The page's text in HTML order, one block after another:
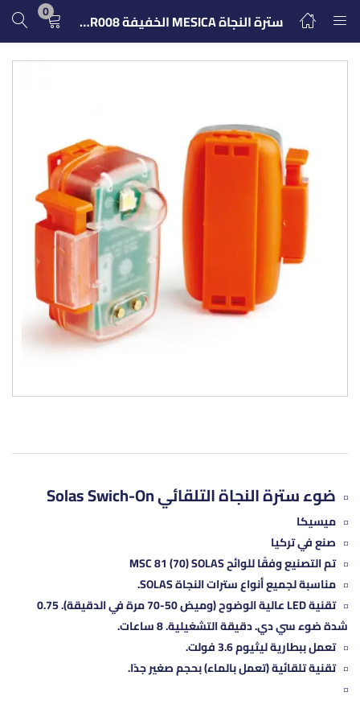
سترة النجاة MESICA الخفيفة GDR008 (سولاس) 0
تسجيل الدخول التسجيل
تذكرنى
تسجيل الدخول
كلمة مرور مفقودة؟
ضوء سترة النجاة التلقائي Solas Swich-On
ميسيكا
صنع في تركيا
تم التصنيع وفقًا للوائح MSC 81 (70) SOLAS
مناسبة لجميع أنواع سترات النجاة SOLAS.
تقنية LED عالية الوضوح (وميض 50-70 مرة في الدقيقة). 0.75
شدة ضوء سي دي. دقيقة التشغيلية. 8 ساعات.
تعمل ببطارية ليثيوم 3.6 فولت.
تقنية تلقائية (تعمل بالماء) بحجم صغير جدًا.